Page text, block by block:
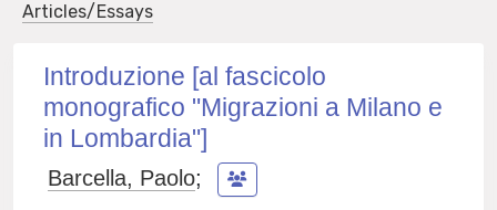
Articles/Essays
Introduzione [al fascicolo
monografico "Migrazioni a Milano e
in Lombardia"]
Barcella, Paolo;